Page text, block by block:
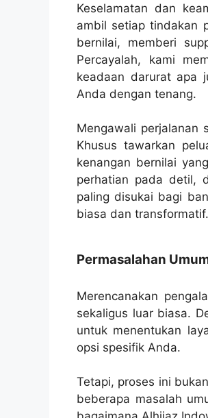
Keselamatan dan
ambil setiap tindakan
bernilai, memberi
Percayalah, kami
keadaan darurat apa
Anda dengan tenang.
Mengawali perjalanan
Khusus tawarkan
kenangan bernilai
perhatian pada detil,
paling disukai bagi
biasa dan transformatif.
Permasalahan
Merencanakan
sekaligus luar biasa.
untuk menentukan
opsi spesifik Anda.
Tetapi, proses ini
beberapa masalah